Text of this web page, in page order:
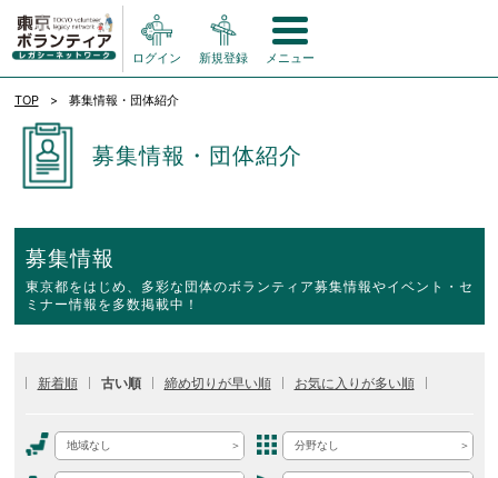
ログイン 新規登録 メニュー
TOP 募集情報・団体紹介
募集情報・団体紹介
募集情報
東京都をはじめ、多彩な団体のボランティア募集情報やイベント・セ
ミナー情報を多数掲載中！
新着順 古い順 締め切りが早い順 お気に入りが多い順
地域なし 分野なし